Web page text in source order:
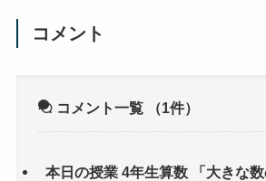
コメント
コメント一覧 （1件）
本日の授業 4年生算数 「大きな